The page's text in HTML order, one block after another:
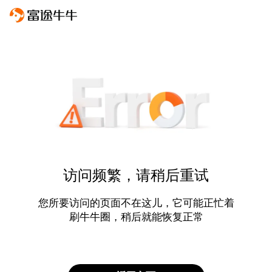
访问频繁，请稍后重试
您所要访问的页面不在这儿，它可能正忙着
刷牛牛圈，稍后就能恢复正常